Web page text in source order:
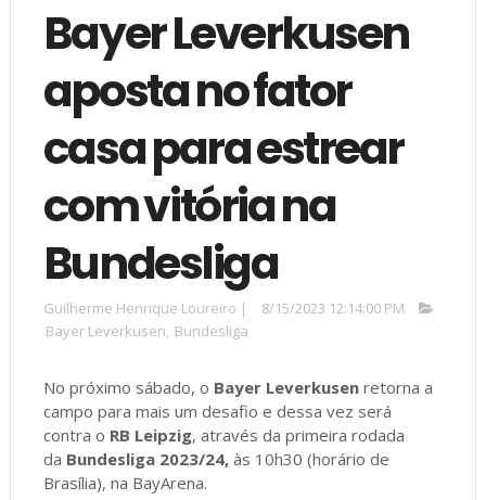
Bayer Leverkusen
aposta no fator
casa para estrear
com vitória na
Bundesliga
Guilherme Henrique Loureiro |
8/15/2023 12:14:00 PM
Bayer Leverkusen, Bundesliga
No próximo sábado, o Bayer Leverkusen retorna a
campo para mais um desafio e dessa vez será
contra o RB Leipzig, através da primeira rodada
da Bundesliga 2023/24, às 10h30 (horário de
Brasília), na BayArena.